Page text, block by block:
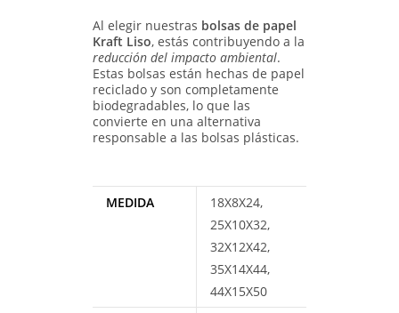
Al elegir nuestras bolsas de papel
Kraft Liso, estás contribuyendo a la
reducción del impacto ambiental.
Estas bolsas están hechas de papel
reciclado y son completamente
biodegradables, lo que las
convierte en una alternativa
responsable a las bolsas plásticas.
MEDIDA
18X8X24,
25X10X32,
32X12X42,
35X14X44,
44X15X50